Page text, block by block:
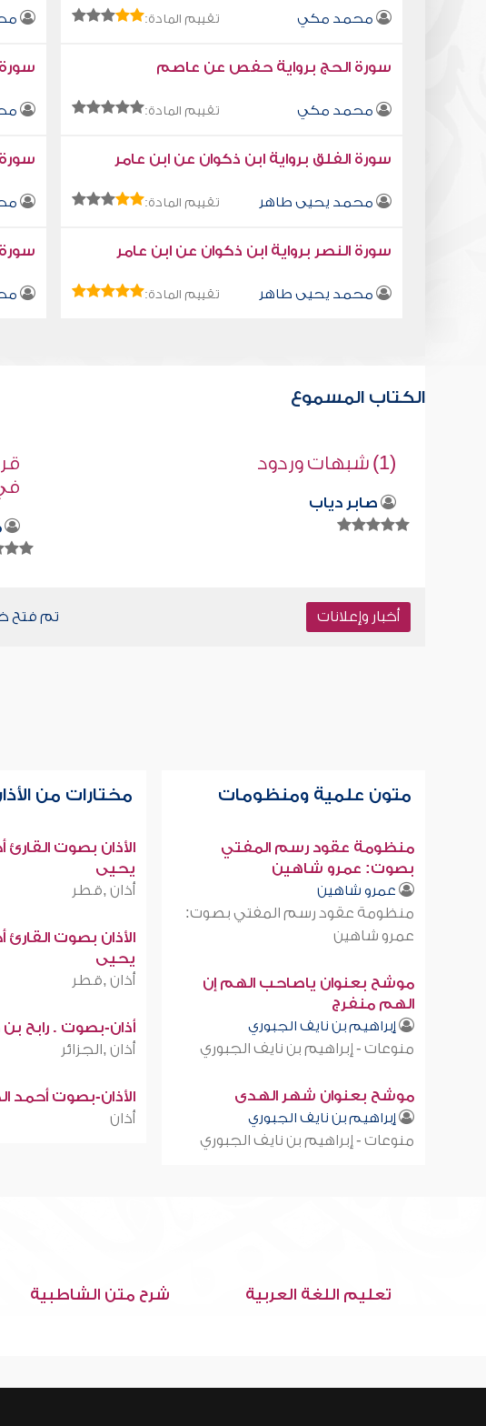
محمد مكي تقييم المادة:
سورة الحج برواية حفص عن عاصم
محمد مكي تقييم المادة:
سورة الفلق برواية ابن ذكوان عن ابن عامر
محمد يحيى طاهر تقييم المادة:
سورة
سورة النصر برواية ابن ذكوان عن ابن عامر
محمد يحيى طاهر تقييم المادة:
سورة
الكتاب المسموع
قراءة صوتية لكتاب استمتع بحياتك " كتاب
محمد العريفي
أخبار وإعلانات تم فتح
متون علمية ومنظومات
منظومة عقود رسم المفتي
بصوت: عمرو شاهين
عمرو شاهين
منظومة عقود رسم المفتي بصوت:
عمرو شاهين
موشح بعنوان ياصاحب الهم إن
الهم منفرج
إبراهيم بن نايف الجبوري
منوعات - إبراهيم بن نايف الجبوري
موشح بعنوان شهر الهدى
إبراهيم بن نايف الجبوري
منوعات - إبراهيم بن نايف الجبوري
مختارات من
الأذان بصوت القارئ
يحيى
أذان ,قطر
الأذان بصوت القارئ
يحيى
أذان ,قطر
أذان-بصوت . رابح بن
أذان ,الجزائر
الأذان-بصوت أحمد
أذان
تعليم اللغة العربية شرح متن الشاطبية